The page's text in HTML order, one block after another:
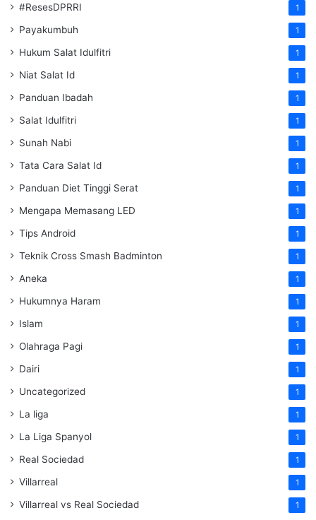
#ResesDPRRI 1
Payakumbuh 1
Hukum Salat Idulfitri 1
Niat Salat Id 1
Panduan Ibadah 1
Salat Idulfitri 1
Sunah Nabi 1
Tata Cara Salat Id 1
Panduan Diet Tinggi Serat 1
Mengapa Memasang LED 1
Tips Android 1
Teknik Cross Smash Badminton 1
Aneka 1
Hukumnya Haram 1
Islam 1
Olahraga Pagi 1
Dairi 1
Uncategorized 1
La liga 1
La Liga Spanyol 1
Real Sociedad 1
Villarreal 1
Villarreal vs Real Sociedad 1